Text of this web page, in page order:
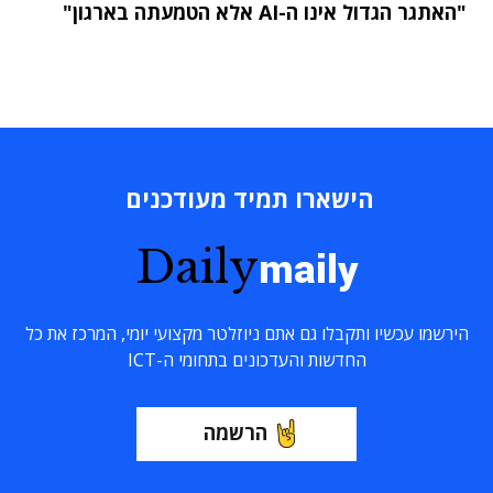
"האתגר הגדול אינו ה-AI אלא הטמעתה בארגון"
הישארו תמיד מעודכנים
Dailymaily
הירשמו עכשיו ותקבלו גם אתם ניוזלטר מקצועי יומי, המרכז את כל
החדשות והעדכונים בתחומי ה-ICT
הרשמה